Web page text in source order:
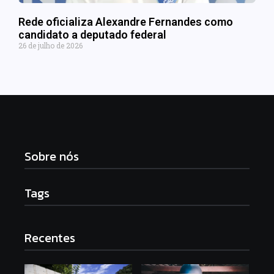
Rede oficializa Alexandre Fernandes como
candidato a deputado federal
26 de julho de 2026
Sobre nós
Tags
Recentes